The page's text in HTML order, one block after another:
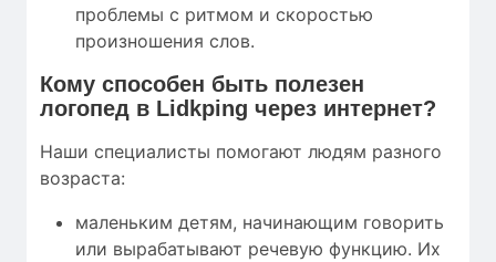
проблемы с ритмом и скоростью
произношения слов.
Кому способен быть полезен
логопед в Lidkping через интернет?
Наши специалисты помогают людям разного
возраста:
маленьким детям, начинающим говорить
или вырабатывают речевую функцию. Их